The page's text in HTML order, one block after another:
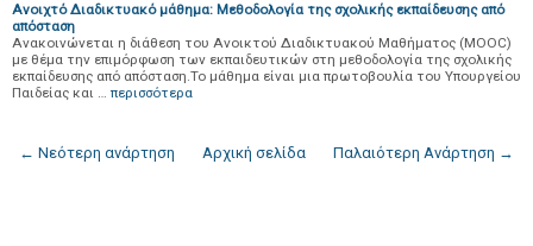
Ανοιχτό Διαδικτυακό μάθημα: Μεθοδολογία της σχολικής εκπαίδευσης από
απόσταση
Ανακοινώνεται η διάθεση του Ανοικτού Διαδικτυακού Μαθήματος (MOOC)
με θέμα την επιμόρφωση των εκπαιδευτικών στη μεθοδολογία της σχολικής
εκπαίδευσης από απόσταση.Το μάθημα είναι μια πρωτοβουλία του Υπουργείου
Παιδείας και … περισσότερα
← Νεότερη ανάρτηση Παλαιότερη Ανάρτηση →
Αρχική σελίδα